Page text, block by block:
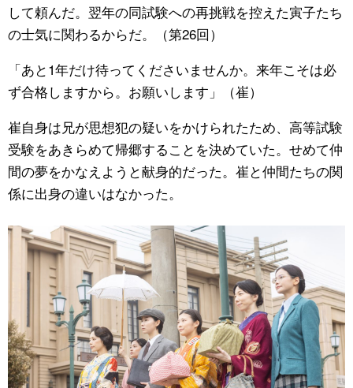
して頼んだ。翌年の同試験への再挑戦を控えた寅子たち
の士気に関わるからだ。（第26回）
「あと1年だけ待ってくださいませんか。来年こそは必
ず合格しますから。お願いします」（崔）
崔自身は兄が思想犯の疑いをかけられたため、高等試験
受験をあきらめて帰郷することを決めていた。せめて仲
間の夢をかなえようと献身的だった。崔と仲間たちの関
係に出身の違いはなかった。